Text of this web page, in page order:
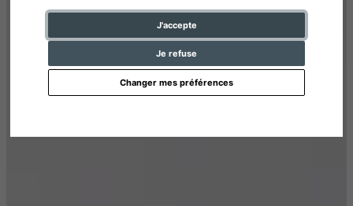
J'accepte
Je refuse
Changer mes préférences